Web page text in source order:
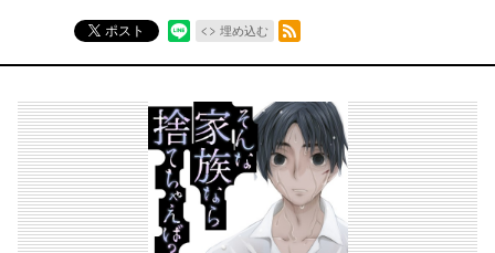
ポスト 埋め込む
RSSフィード